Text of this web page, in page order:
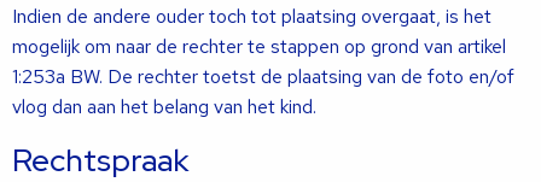
Indien de andere ouder toch tot plaatsing overgaat, is het
mogelijk om naar de rechter te stappen op grond van artikel
1:253a BW. De rechter toetst de plaatsing van de foto en/of
vlog dan aan het belang van het kind.
Rechtspraak